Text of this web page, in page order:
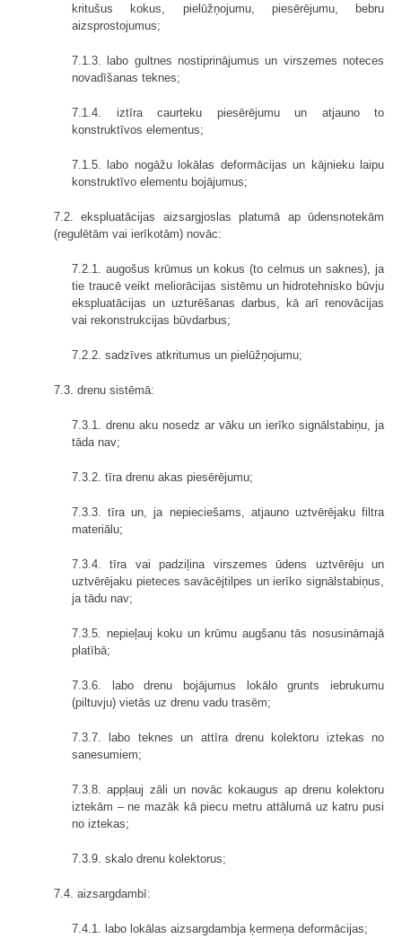
kritušus kokus, pielūžņojumu, piesērējumu, bebru
aizsprostojumus;
7.1.3. labo gultnes nostiprinājumus un virszemes noteces
novadīšanas teknes;
7.1.4. iztīra caurteku piesērējumu un atjauno to
konstruktīvos elementus;
7.1.5. labo nogāžu lokālas deformācijas un kājnieku laipu
konstruktīvo elementu bojājumus;
7.2. ekspluatācijas aizsargjoslas platumā ap ūdensnotekām
(regulētām vai ierīkotām) novāc:
7.2.1. augošus krūmus un kokus (to celmus un saknes), ja
tie traucē veikt meliorācijas sistēmu un hidrotehnisko būvju
ekspluatācijas un uzturēšanas darbus, kā arī renovācijas
vai rekonstrukcijas būvdarbus;
7.2.2. sadzīves atkritumus un pielūžņojumu;
7.3. drenu sistēmā:
7.3.1. drenu aku nosedz ar vāku un ierīko signālstabiņu, ja
tāda nav;
7.3.2. tīra drenu akas piesērējumu;
7.3.3. tīra un, ja nepieciešams, atjauno uztvērējaku filtra
materiālu;
7.3.4. tīra vai padziļina virszemes ūdens uztvērēju un
uztvērējaku pieteces savācējtilpes un ierīko signālstabiņus,
ja tādu nav;
7.3.5. nepieļauj koku un krūmu augšanu tās nosusināmajā
platībā;
7.3.6. labo drenu bojājumus lokālo grunts iebrukumu
(piltuvju) vietās uz drenu vadu trasēm;
7.3.7. labo teknes un attīra drenu kolektoru iztekas no
sanesumiem;
7.3.8. appļauj zāli un novāc kokaugus ap drenu kolektoru
iztekām – ne mazāk kā piecu metru attālumā uz katru pusi
no iztekas;
7.3.9. skalo drenu kolektorus;
7.4. aizsargdambī:
7.4.1. labo lokālas aizsargdambja ķermeņa deformācijas;